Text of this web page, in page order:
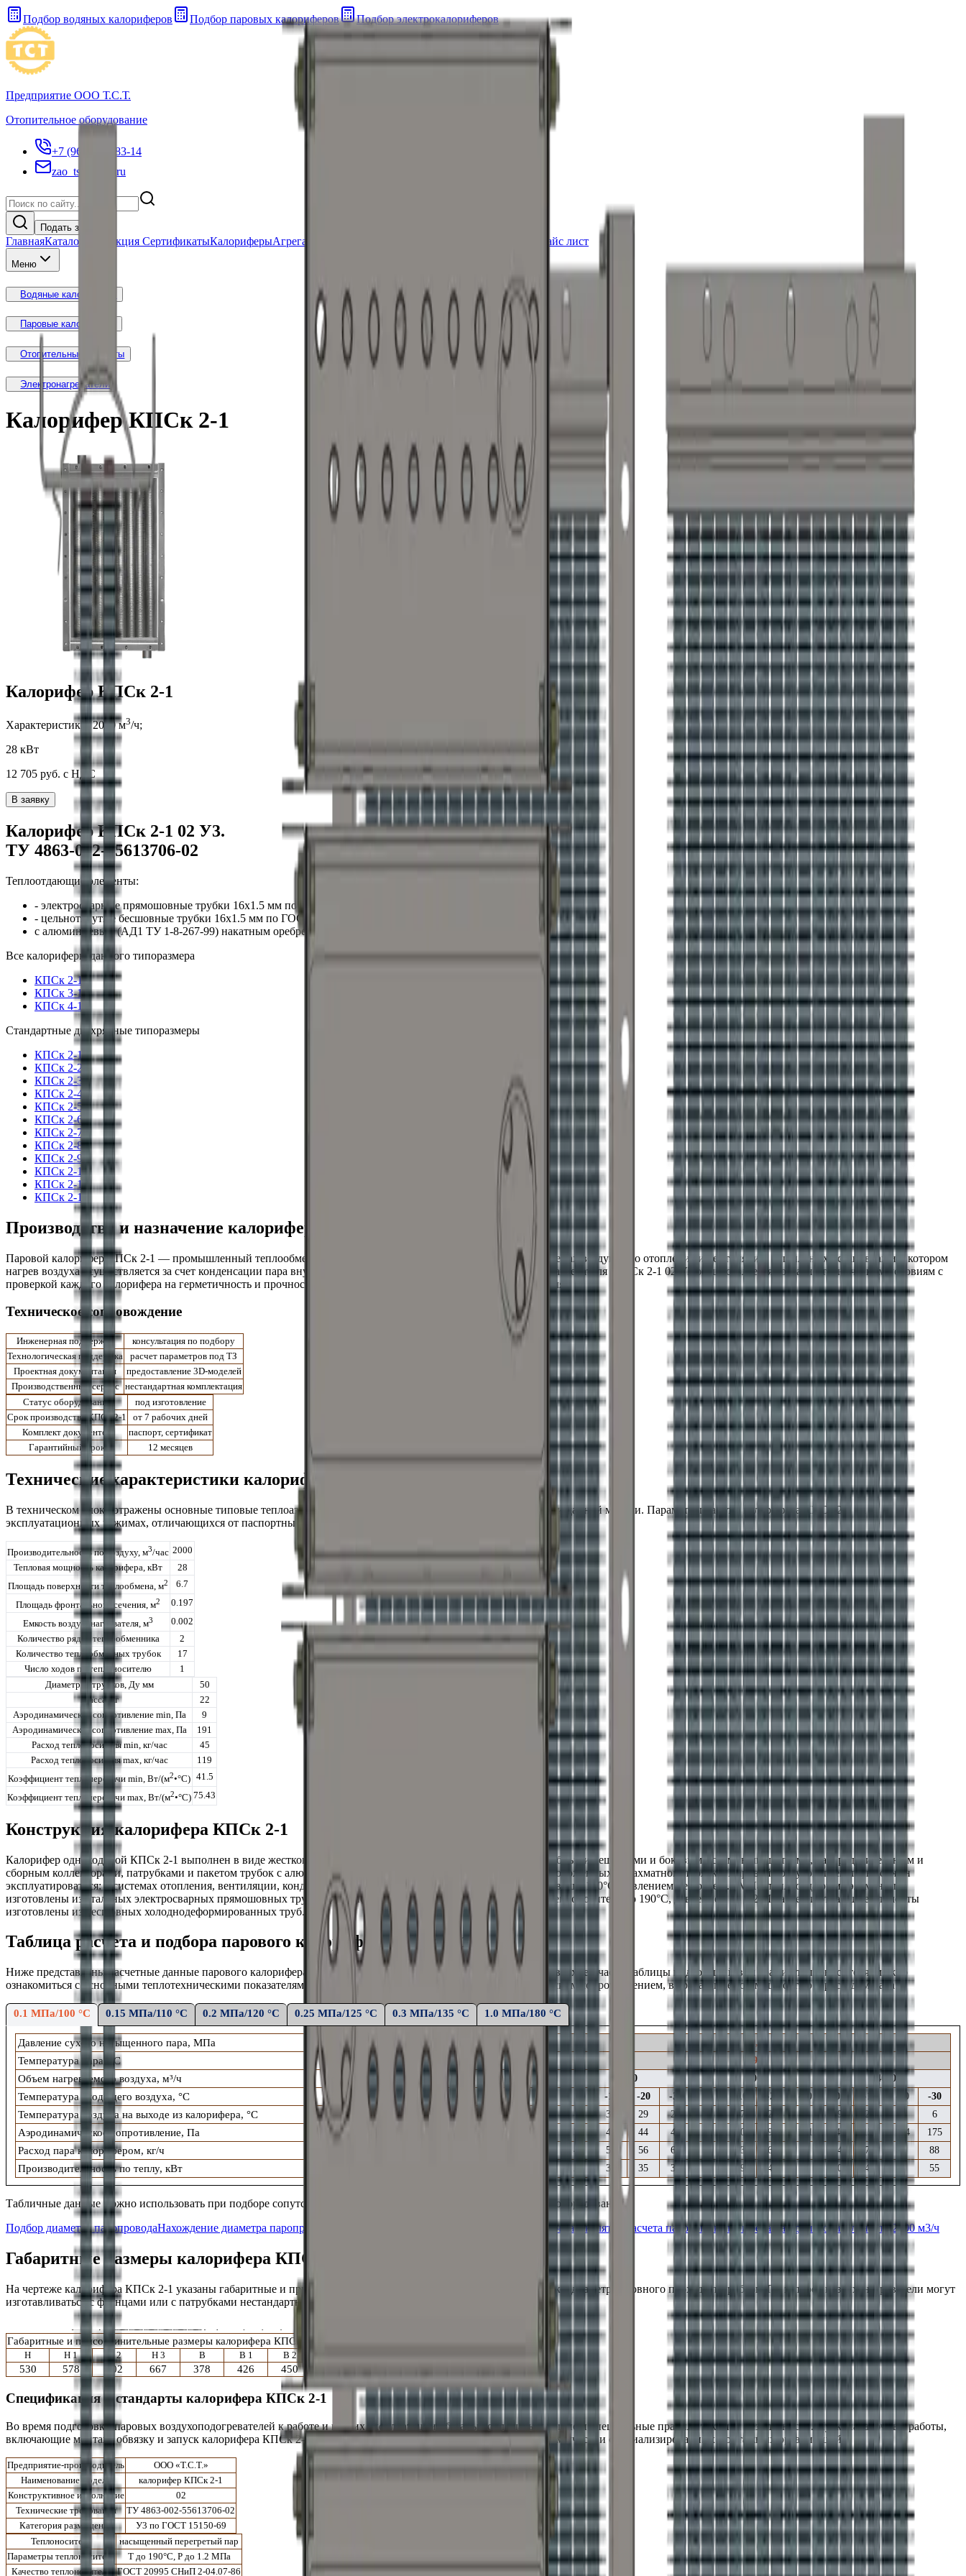
Подбор водяных калориферов Подбор паровых калориферов Подбор электрокалориферов
Предприятие ООО Т.С.Т.
Отопительное оборудование
+7 (961) 737-83-14
zao_tst@mail.ru
Подать заявку
ГлавнаяКаталог Продукция СертификатыКалориферыАгрегаты Контакты Прайс лист
Меню
Водяные калориферы
Паровые калориферы
Отопительные агрегаты
Электронагреватели
Калорифер КПСк 2-1
Калорифер КПСк 2-1
Характеристики:2000м3/ч;
28 кВт
12 705 руб. с НДС
В заявку
Калорифер КПСк 2-1 02 У3.
ТУ 4863-002-55613706-02
Теплоотдающие элементы:
- электросварные прямошовные трубки 16x1.5 мм по ГОСТ 10704-91
- цельнотянутые бесшовные трубки 16x1.5 мм по ГОСТ 8734-75
с алюминиевым (АД1 ТУ 1-8-267-99) накатным оребрением
Все калориферы данного типоразмера
КПСк 2-1
КПСк 3-1
КПСк 4-1
Стандартные двухрядные типоразмеры
КПСк 2-1
КПСк 2-2
КПСк 2-3
КПСк 2-4
КПСк 2-5
КПСк 2-6
КПСк 2-7
КПСк 2-8
КПСк 2-9
КПСк 2-10
КПСк 2-11
КПСк 2-12
Производство и назначение калорифера КПСк 2-1
Паровой калорифер КПСк 2-1 — промышленный теплообменник рекуперативного типа, используемый в системах воздушного отопления и вентиляции, сушильных установках и в котором
нагрев воздуха осуществляется за счет конденсации пара внутри теплообменных труб. Производство воздухонагревателя КП-Ск 2-1 02 У3 осуществляется согласно техническим условиям с
проверкой каждого калорифера на герметичность и прочность пробным повышенным давлением теплоносителя.
Техническое сопровождение
Инженерная поддержка
консультация по подбору
Технологическая поддержка
расчет параметров под ТЗ
Проектная документация
предоставление 3D-моделей
Производственный сервис нестандартная комплектация
Статус оборудования
под изготовление
Срок производства КПСк 2-1
от 7 рабочих дней
Комплект документов
паспорт, сертификат
Гарантийный срок
12 месяцев
Технические характеристики калорифера КПСк 2-1 парового
В техническом блоке отражены основные типовые теплоаэродинамические и конструкционные характеристики данной модели. Параметры работы калорифераКПСк 2-1на
эксплуатационных режимах, отличающихся от паспортных приведены в расчетной таблице.
Производительность по воздуху, м3/час 2000
Тепловая мощность калорифера, кВт
28
Площадь поверхности теплообмена, м2
6.7
Площадь фронтального сечения, м2
0.197
Емкость воздухонагревателя, м3
0.002
Количество рядов теплообменника
2
Количество теплообменных трубок
17
Число ходов по теплоносителю
1
Диаметр патрубков, Ду мм
50
Масса, кг
22
Аэродинамическое сопротивление min, Па
9
Аэродинамическое сопротивление max, Па
191
Расход теплоносителя min, кг/час
45
Расход теплоносителя max, кг/час
119
Коэффициент теплопередачи min, Вт/(м2•°С) 41.5
Коэффициент теплопередачи max, Вт/(м2•°С) 75.43
Конструкция калорифера КПСк 2-1
Калорифер одноходовой КПСк 2-1 выполнен в виде жесткого стального каркаса прямоугольного сечения с трубными решетками и боковыми съемными щитками, распределительным и
сборным коллекторами, патрубками и пакетом трубок с алюминиевым спирально- накатным оребрением, расположенных в шахматном порядке. Паровой воздухонагреватель должен
эксплуатироваться: в системах отопления, вентиляции, кондиционирования с температурой теплоносителя не выше 130°С, давлением не более 0.3 МПа, теплоотдающие элементы
изготовлены из стальных электросварных прямошовных труб; для технологического нагрева с температурой теплоносителя до 190°С, давлением до 1.2 МПа, теплоотдающие элементы
изготовлены из бесшовных холоднодеформированных труб.
Таблица расчета и подбора парового калорифера КПСк 2-1
Ниже представлены расчетные данные парового калорифера КПСк 2-1
производства ООО «Т.С.Т.». Выбрав в верхней части таблицы подходящий вам график теплоносителя, можно
ознакомиться с основными теплотехническими показателями: температурой воздуха на выходе,
аэродинамическим сопротивлением, вырабатываемой мощностьюи расходом пара.
0.1 МПа/100 °С 0.15 МПа/110 °С 0.2 МПа/120 °С 0.25 МПа/125 °С 0.3 МПа/135 °С 1.0 МПа/180 °С
Давление сухого насыщенного пара, МПа 0,1
Температура пара, °С 99,6
Объем нагреваемого воздуха, м³/ч 2000 3000 4000
Температура входящего воздуха, °С 0 -10 -20 -30 0 -10 -20 -30 0 -10 -20 -30
Температура воздуха на выходе из калорифера, °С 42 36 29 22 34 27 20 12 29 21 14 6
Аэродинамическое сопротивление, Па 39 42 44 46 85 90 95 101 146 155 164 175
Расход пара калорифером, кг/ч 45 51 56 62 56 63 69 76 64 72 80 88
Производительность по теплу, кВт 29 32 35 39 35 39 43 48 40 45 50 55
Табличные данные можно использовать при подборе сопутствующего
оборудования.
Подбор диаметра паропроводаНахождение диаметра паропровода от расхода пара Онлайн калькулятор 2000 м³/чКалькулятор расчета парового калорифера на производительность 2000 м3/ч
Габаритные размеры калорифера КПСк 2-1
На чертеже калорифера КПСк 2-1 указаны габаритные и присоединительные размеры
теплообменника, диаметр условного прохода патрубков. По запросу воздухонагреватели могут
изготавливаться с фланцами или с патрубками нестандартного диаметра, конфигурации и расположения.
Габаритные и присоединительные размеры калорифера КПСк 2-1
H H 1 H 2 H 3 B B 1 B 2
530 578 602 667 378 426 450 50
Спецификация и стандарты калорифера КПСк 2-1
Во время подготовкипаровых воздухоподогревателей к работе и при их эксплуатации обязаны соблюдаться общие и специальные правила техники безопасности. Пусконаладочные работы,
включающие монтаж, обвязку и запуск калорифера КПСк 2-1 в работу должны производиться при обязательном участии специализированных монтажных организаций.
Предприятие-производитель
ООО «Т.С.Т.»
Наименование модели
калорифер КПСк 2-1
Конструктивное исполнение
02
Технические требования
ТУ 4863-002-55613706-02
Категория размещения
У3 по ГОСТ 15150-69
Теплоноситель
насыщенный перегретый пар
Параметры теплоносителя
T до 190°С, P до 1.2 МПа
Качество теплоносителя ГОСТ 20995 СНиП 2-04.07-86